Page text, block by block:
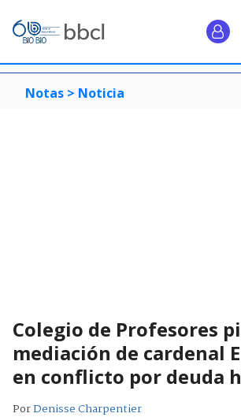
Notas > Noticia
Colegio de Profesores
mediación de cardenal
en conflicto por deuda
PorDenisse Charpentier